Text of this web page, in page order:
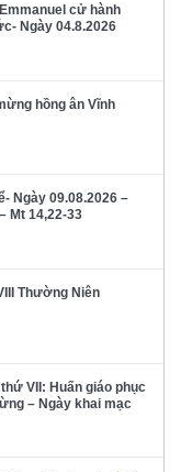
cử hành
Ngày 04.8.2026
hồng ân Vĩnh
Ngày 09.08.2026 –
Mt 14,22-33
Thường Niên
VII: Huấn giáo phục
– Ngày khai mạc